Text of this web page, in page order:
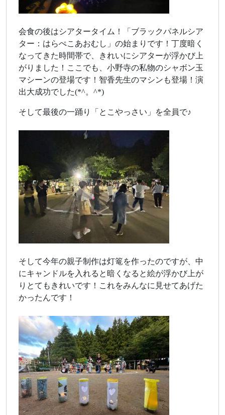
会食の後はシアタータイム！「ブラックパネルシア
ター：はらぺこあおむし」の始まりです！丁度暗く
なってきた時間帯で、きれいにシアターが浮かび上
がりました！ここでも、小野寺の私物のシャボン玉
マシーンの登場です！智香先生のマシンも登場！演
出大成功でした(*^。^*)
そして最後の一踊り「とこやっさい」を全員で♪
そして今年の親子制作は灯篭を作ったのですが、中
にキャンドルを入れると暗くなると絵が浮かび上が
りとてもきれいです！これをみんなに見せてあげた
かったんです！